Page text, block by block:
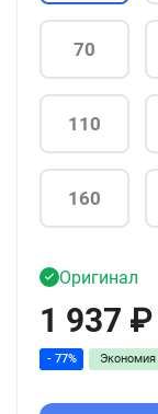
70
110
160
Оригинал
1 937 ₽
- 77% Экономия